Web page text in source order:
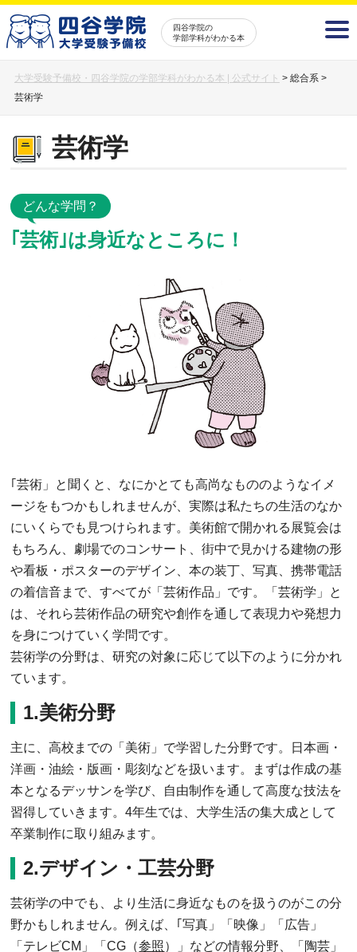
四谷学院の
学部学科がわかる本
大学受験予備校・四谷学院の学部学科がわかる本 | 公式サイト > 総合系>
芸術学
芸術学
どんな学問？
｢芸術｣は身近なところに！
｢芸術」と聞くと、なにかとても高尚なもののようなイメ
ージをもつかもしれませんが、実際は私たちの生活のなか
にいくらでも見つけられます。美術館で開かれる展覧会は
もちろん、劇場でのコンサート、街中で見かける建物の形
や看板・ポスターのデザイン、本の装丁、写真、携帯電話
の着信音まで、すべてが「芸術作品」です。「芸術学」と
は、それら芸術作品の研究や創作を通して表現力や発想力
を身につけていく学問です。
芸術学の分野は、研究の対象に応じて以下のように分かれ
ています。
1.美術分野
主に、高校までの「美術」で学習した分野です。日本画・
洋画・油絵・版画・彫刻などを扱います。まずは作成の基
本となるデッサンを学び、自由制作を通して高度な技法を
習得していきます。4年生では、大学生活の集大成として
卒業制作に取り組みます。
2.デザイン・工芸分野
芸術学の中でも、より生活に身近なものを扱うのがこの分
野かもしれません。例えば、｢写真」「映像」「広告」
「テレビCM」「CG（参照）」などの情報分野、「陶芸」